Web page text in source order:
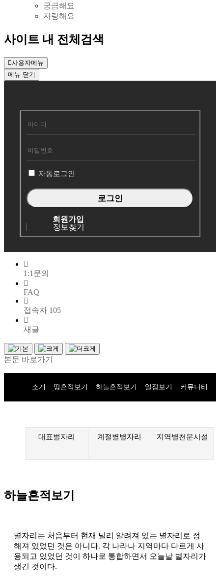
궁금해요
자랑해요
사이트 내 전체검색
사용자메뉴
메뉴 닫기
회
원
그
인
자동로그인
회원가입
정보찾기
1:1문의
FAQ
접속자 105
새글
본문 바로가기
소개 땅흔적보기 하늘흔적보기 일정보기 커뮤니티
대표벌자리 계절별별자리 지역별천문시설
하늘흔적보기
별자리는 처음부터 현재 널리 알려져 있는 별자리로 정
해져 있었던 것은 아니다. 각 나라나 지역마다 다르게 사
용되고 있었던 것이 하나로 통합하면서 오늘날 별자리가
생긴 것이다.